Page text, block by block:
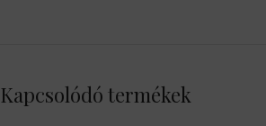
Kapcsolódó termékek